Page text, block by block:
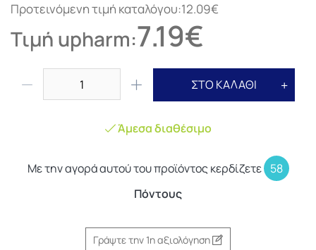
Προτεινόμενη τιμή καταλόγου:12.09€
Τιμή upharm:7.19€
ΣΤΟ ΚΑΛΑΘΙ
Άμεσα διαθέσιμο
Με την αγορά αυτού του προϊόντος κερδίζετε 58
Πόντους
Γράψτε την 1η αξιολόγηση